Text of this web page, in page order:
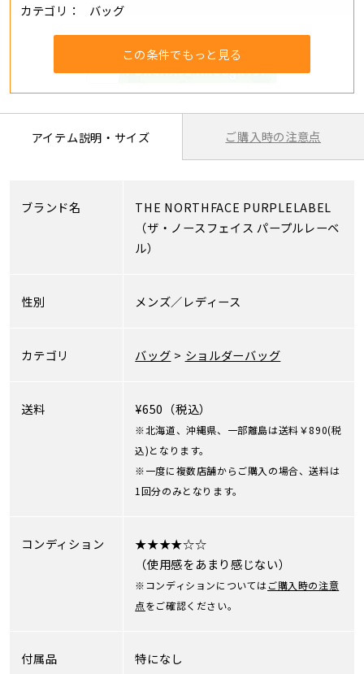
カテゴリ
バッグ
この条件でもっと見る
アイテム説明・サイズ ご購入時の注意点
ブランド名
THE NORTHFACE PURPLELABEL
（ザ・ノースフェイス パープルレーベ
ル）
性別 メンズ／レディース
カテゴリ バッグ > ショルダーバッグ
送料 ¥650（税込）
※北海道、沖縄県、一部離島は送料￥890(税
込)となります。
※一度に複数店舗からご購入の場合、送料は
1回分のみとなります。
コンディション
★★★★☆☆
（使用感をあまり感じない）
※コンディションについてはご購入時の注意
点をご確認ください。
付属品 特になし